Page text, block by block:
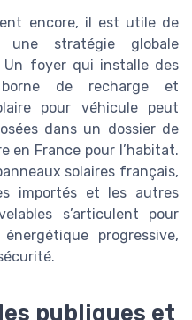
encore, il est utile de
stratégie globale
Un foyer qui installe des
de recharge et
pour véhicule peut
dans un dossier de
en France pour l’habitat.
solaires français,
importés et les autres
s’articulent pour
progressive,
publiques et